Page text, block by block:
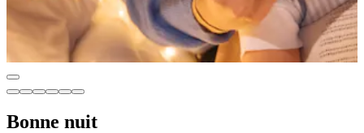
Bonne nuit